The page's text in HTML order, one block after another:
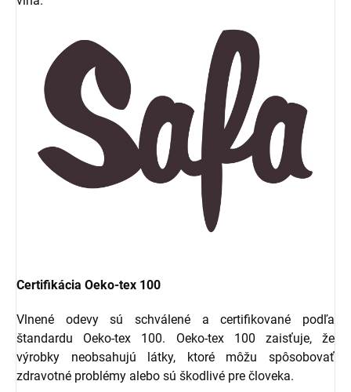
Certifikácia Oeko-tex 100
Vlnené odevy sú schválené a certifikované podľa
štandardu Oeko-tex 100. Oeko-tex 100 zaisťuje, že
výrobky neobsahujú látky, ktoré môžu spôsobovať
zdravotné problémy alebo sú škodlivé pre človeka.